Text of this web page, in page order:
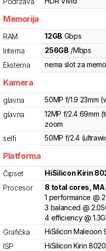
Memorija
RAM 12GB Gbps
Interna
256GB /Mbps
Eksterna
nema slot za
Kamera
glavna
50MP f/1.9 23mm
glavna
12MP f/2.4 69mm
zoom
selfi
50MP f/2.4
Platforma
Čipset HiSilicon Kirin
Procesor
8 total cores ,
1 performance @
3 balanced @ 2.05
4 efficiency @ 1.3
Grafička
HiSilicon Maleoon
ISP
HiSilicon Kirin 8020